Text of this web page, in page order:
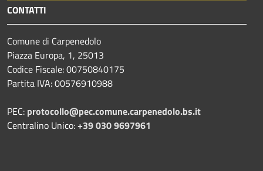
CONTATTI
Comune di Carpenedolo
Piazza Europa, 1, 25013
Codice Fiscale: 00750840175
Partita IVA: 00576910988
PEC: protocollo@pec.comune.carpenedolo.bs.it
Centralino Unico:+39 030 9697961